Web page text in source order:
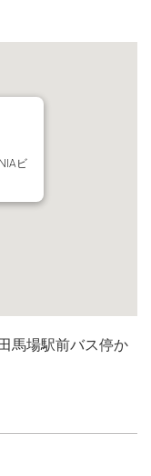
ビ
馬場駅前バス停か